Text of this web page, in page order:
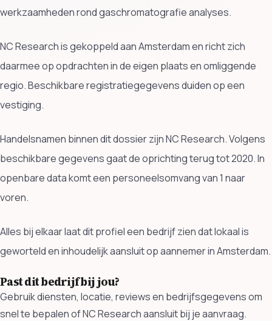
werkzaamheden rond gaschromatografie analyses.
NC Research is gekoppeld aan Amsterdam en richt zich
daarmee op opdrachten in de eigen plaats en omliggende
regio. Beschikbare registratiegegevens duiden op een
vestiging.
Handelsnamen binnen dit dossier zijn NC Research. Volgens
beschikbare gegevens gaat de oprichting terug tot 2020. In
openbare data komt een personeelsomvang van 1 naar
voren.
Alles bij elkaar laat dit profiel een bedrijf zien dat lokaal is
geworteld en inhoudelijk aansluit op aannemer in Amsterdam.
Past dit bedrijf bij jou?
Gebruik diensten, locatie, reviews en bedrijfsgegevens om
snel te bepalen of NC Research aansluit bij je aanvraag.